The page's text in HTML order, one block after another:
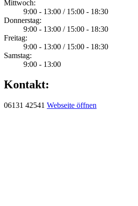
Mittwoch:
9:00 - 13:00 / 15:00 - 18:30
Donnerstag:
9:00 - 13:00 / 15:00 - 18:30
Freitag:
9:00 - 13:00 / 15:00 - 18:30
Samstag:
9:00 - 13:00
Kontakt:
06131 42541 Webseite öffnen